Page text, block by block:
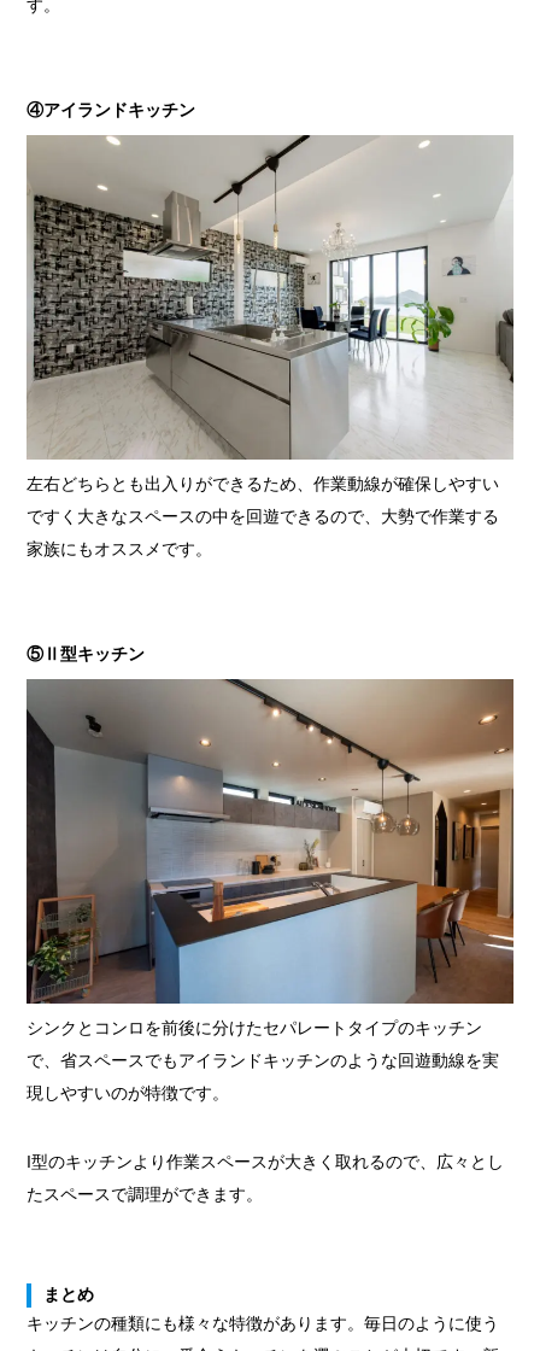
す。
④アイランドキッチン
左右どちらとも出入りができるため、作業動線が確保しやすい
ですく大きなスペースの中を回遊できるので、大勢で作業する
家族にもオススメです。
⑤Ⅱ型キッチン
シンクとコンロを前後に分けたセパレートタイプのキッチン
で、省スペースでもアイランドキッチンのような回遊動線を実
現しやすいのが特徴です。
I型のキッチンより作業スペースが大きく取れるので、広々とし
たスペースで調理ができます。
まとめ
キッチンの種類にも様々な特徴があります。毎日のように使う